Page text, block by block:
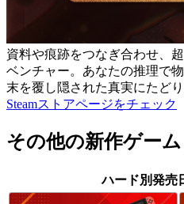
資料や痕跡をつなぎ合わせ、
ベンチャー。あなたの推理で
末を覆し隠された真実にたどり
Steamストアページをチェック
その他の新作ゲー
ハード別発売